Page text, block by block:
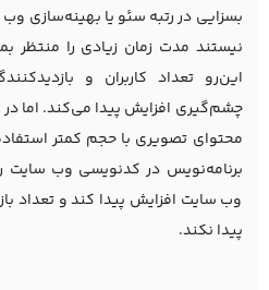
بسزایی در رتبه سئو یا بهینه‌سازی وب
نیستند مدت زمان زیادی را منتظر
این‌رو تعداد کاربران و
چشم‌گیری افزایش پیدا می‌کند. اما
محتوای تصویری با حجم کمتر
برنامه‌نویس در کدنویسی وب
وب سایت افزایش پیدا کند و تعداد
پیدا نکند.